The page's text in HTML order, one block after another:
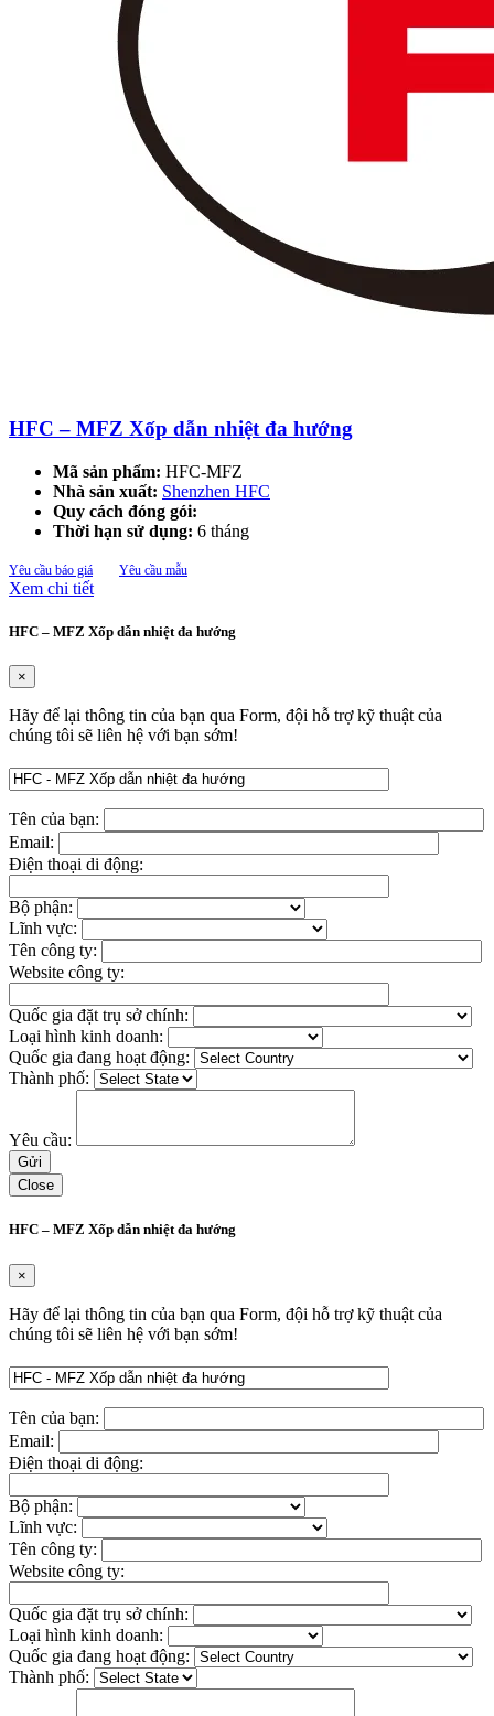
HFC – MFZ Xốp dẫn nhiệt đa hướng
Mã sản phẩm: HFC-MFZ
Nhà sản xuất: Shenzhen HFC
Quy cách đóng gói:
Thời hạn sử dụng: 6 tháng
Yêu cầu báo giá Yêu cầu mẫu
Xem chi tiết
HFC – MFZ Xốp dẫn nhiệt đa hướng
×
Hãy để lại thông tin của bạn qua Form, đội hỗ trợ kỹ thuật của
chúng tôi sẽ liên hệ với bạn sớm!
Tên của bạn:
Email:
Điện thoại di động:
Bộ phận:
Lĩnh vực:
Tên công ty:
Website công ty:
Quốc gia đặt trụ sở chính:
Loại hình kinh doanh:
Quốc gia đang hoạt động:
Thành phố:
Yêu cầu:
Close
HFC – MFZ Xốp dẫn nhiệt đa hướng
×
Hãy để lại thông tin của bạn qua Form, đội hỗ trợ kỹ thuật của
chúng tôi sẽ liên hệ với bạn sớm!
Tên của bạn:
Email:
Điện thoại di động:
Bộ phận:
Lĩnh vực:
Tên công ty:
Website công ty:
Quốc gia đặt trụ sở chính:
Loại hình kinh doanh:
Quốc gia đang hoạt động:
Thành phố: